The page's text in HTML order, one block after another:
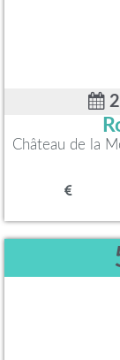
Château de la